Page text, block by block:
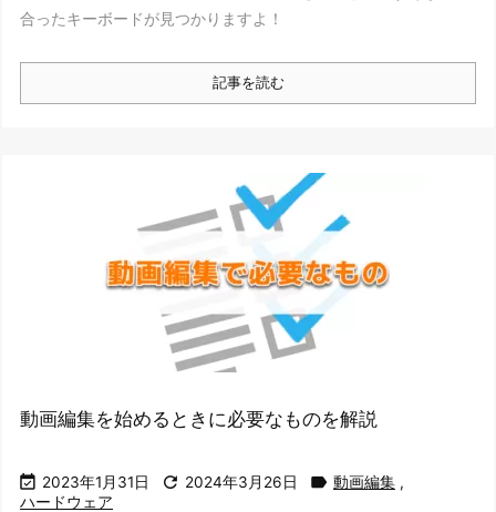
合ったキーボードが見つかりますよ！
記事を読む
動画編集を始めるときに必要なものを解説
 2023年1月31日  2024年3月26日  動画編集 ,
ハードウェア